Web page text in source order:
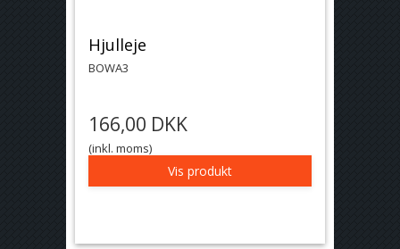
Hjulleje
BOWA3
166,00 DKK
(inkl. moms)
Vis produkt